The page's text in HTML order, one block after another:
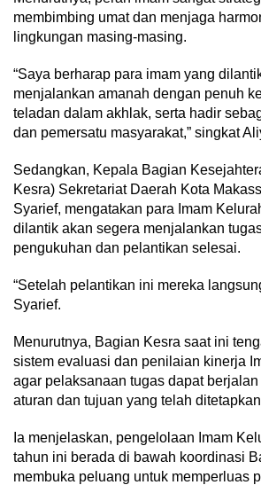
membimbing umat dan menjaga
lingkungan masing-masing.
“Saya berharap para imam yang
menjalankan amanah dengan penuh
teladan dalam akhlak, serta hadir
dan pemersatu masyarakat,” singkat
Sedangkan, Kepala Bagian
Kesra) Sekretariat Daerah Kota
Syarief, mengatakan para Imam
dilantik akan segera menjalankan
pengukuhan dan pelantikan selesai.
“Setelah pelantikan ini mereka
Syarief.
Menurutnya, Bagian Kesra saat ini
sistem evaluasi dan penilaian kinerja
agar pelaksanaan tugas dapat
aturan dan tujuan yang telah
Ia menjelaskan, pengelolaan Imam
tahun ini berada di bawah koordinasi
membuka peluang untuk memperluas